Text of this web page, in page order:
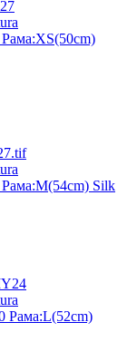
Silk
Рама:L(52cm)